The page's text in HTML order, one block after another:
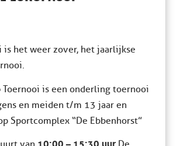
het weer zover, het jaarlijkse
Toernooi is een onderling toernooi
en meiden t/m 13 jaar en
Sportcomplex “De Ebbenhorst”
10:00 – 15:30 uur